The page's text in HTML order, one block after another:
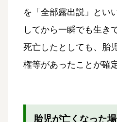
を「全部露出説」とい
してから一瞬でも生き
死亡したとしても、胎
権等があったことが確
胎児が亡くなった